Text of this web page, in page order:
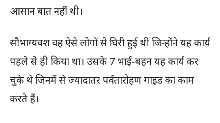
आसान बात नहीं थी।
सौभाग्यवश वह ऐसे लोगों से घिरी हुई थी जिन्होंने यह कार्य
पहले से ही किया था। उसके 7 भाई-बहन यह कार्य कर
चुके थे जिनमें से ज्यादातर पर्वतारोहण गाइड का काम
करते हैं।